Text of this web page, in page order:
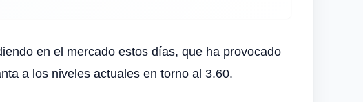
en el mercado estos días, que ha provocado
a los niveles actuales en torno al 3.60.